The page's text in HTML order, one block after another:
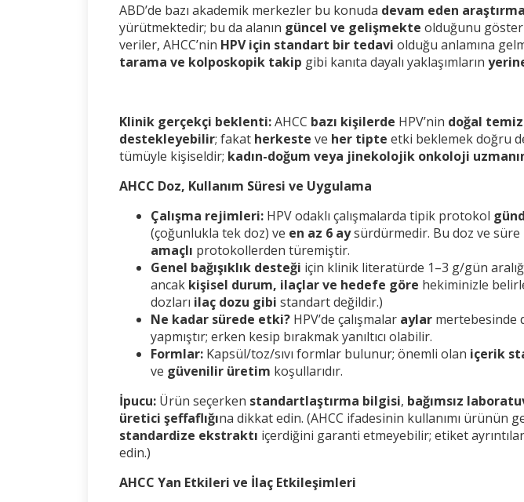
ABD’de bazı akademik merkezler bu konuda devam eden
yürütmektedir; bu da alanın güncel ve gelişmekte olduğunu
veriler, AHCC’nin HPV için standart bir tedavi olduğu anlamına
tarama ve kolposkopik takip gibi kanıta dayalı yaklaşımların
Klinik gerçekçi beklenti:AHCC bazı kişilerde HPV’nin doğal
destekleyebilir; fakat herkeste ve her tipte etki beklemek doğru
tümüyle kişiseldir; kadın-doğum veya jinekolojik onkoloji
AHCC Doz, Kullanım Süresi ve Uygulama
Çalışma rejimleri: HPV odaklı çalışmalarda tipik protokol
(çoğunlukla tek doz) ve en az 6 aysürdürmedir. Bu doz ve süre
amaçlı protokollerden türemiştir.
Genel bağışıklık desteği için klinik literatürde 1–3 g/gün
ancak kişisel durum, ilaçlar ve hedefe göre hekiminizle
dozları ilaç dozu gibi standart değildir.)
Ne kadar sürede etki? HPV’de çalışmalar aylar mertebesinde
yapmıştır; erken kesip bırakmak yanıltıcı olabilir.
Formlar: Kapsül/toz/sıvı formlar bulunur; önemli olan içerik
ve güvenilir üretim koşullarıdır.
İpucu: Ürün seçerken standartlaştırma bilgisi, bağımsız
üretici şeffaflığına dikkat edin. (AHCC ifadesinin kullanımı ürünün
standardize ekstraktı içerdiğini garanti etmeyebilir; etiket
edin.)
AHCC Yan Etkileri ve İlaç Etkileşimleri